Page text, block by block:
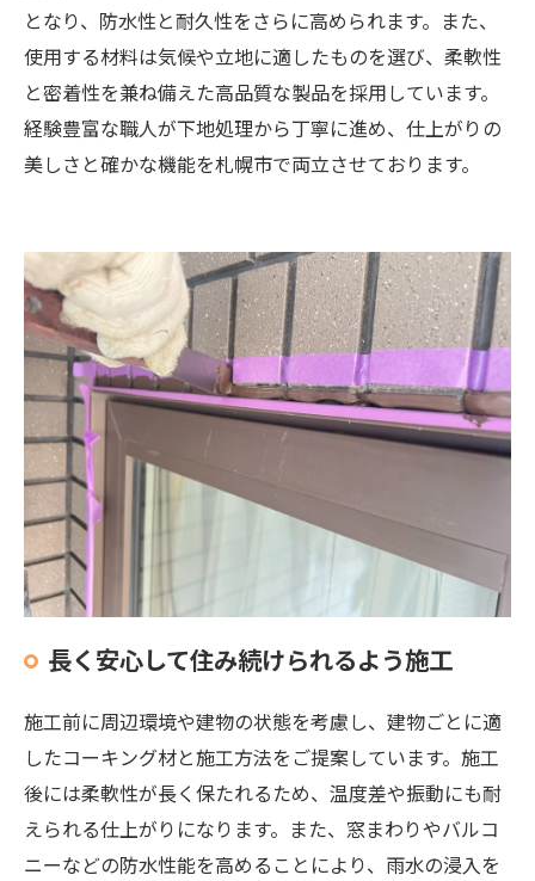
となり、防水性と耐久性をさらに高められます。また、
使用する材料は気候や立地に適したものを選び、柔軟性
と密着性を兼ね備えた高品質な製品を採用しています。
経験豊富な職人が下地処理から丁寧に進め、仕上がりの
美しさと確かな機能を札幌市で両立させております。
長く安心して住み続けられるよう施工
施工前に周辺環境や建物の状態を考慮し、建物ごとに適
したコーキング材と施工方法をご提案しています。施工
後には柔軟性が長く保たれるため、温度差や振動にも耐
えられる仕上がりになります。また、窓まわりやバルコ
ニーなどの防水性能を高めることにより、雨水の浸入を